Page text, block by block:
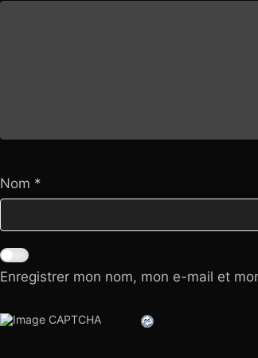
Nom *
Enregistrer mon nom, mon e-mail et